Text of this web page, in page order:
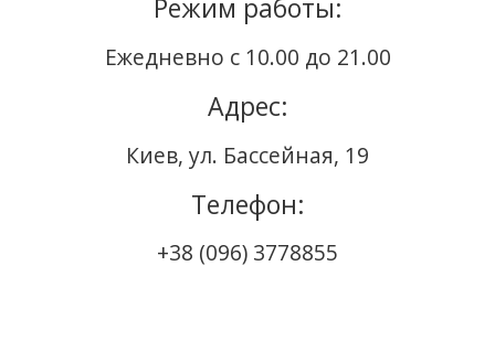
Режим работы:
Ежедневно с 10.00 до 21.00
Адрес:
Киев, ул. Бассейная, 19
Телефон:
+38 (096) 3778855